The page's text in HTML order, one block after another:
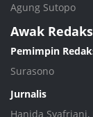
Agung Sutopo
Awak
Pemimpin
Surasono
Jurnalis
Hanida